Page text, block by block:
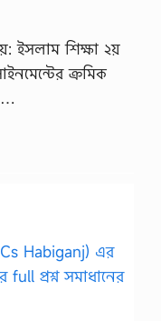
ইসলাম শিক্ষা ২য়
ক্রমিক
…
(Cs Habiganj) এর
full প্রশ্ন সমাধানের